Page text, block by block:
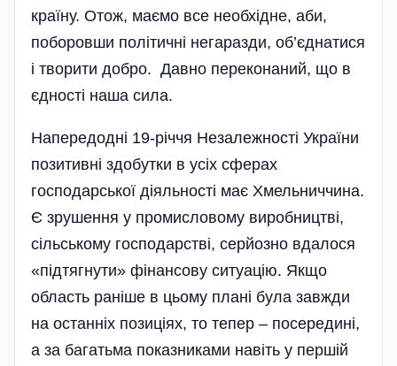
країну. Отож, маємо все необхідне, аби,
поборовши політичні негаразди, об’єд­натися
і творити добро. Давно переконаний, що в
єдності наша сила.
Напередодні 19-річчя Незалежності України
позитивні здобутки в усіх сферах
господарської діяльності має Хмельниччина.
Є зрушення у промисловому виробництві,
сільському господарстві, серйозно вдалося
«підтягнути» фінансову ситуацію. Якщо
область раніше в цьому плані була завжди
на останніх позиціях, то тепер – посередині,
а за багатьма показниками навіть у першій